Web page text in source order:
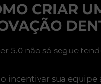
CRIAR
5.0 não só segue
incentivar sua equipe